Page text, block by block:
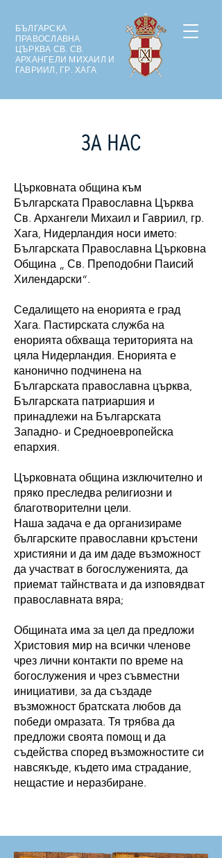
БЪЛГАРСКА
ПРАВОСЛАВНА
ЦЪРКВА СВ. СВ.
АРХАНГЕЛИ МИХАИЛ И
ГАВРИИЛ, ГР. ХАГА
ЗА НАС
Църковната община към
Българската Православна Църква
Св. Архангели Михаил и Гавриил, гр.
Хага, Нидерландия носи името:
Българската Православна Църковна
Община „ Св. Преподобни Паисий
Хилендарски“.
Седалището на енорията е град
Хага. Пастирската служба на
енорията обхваща територията на
цяла Нидерландия. Енорията е
канонично подчинена на
Българската православна църква,
Българската патриаршия и
принадлежи на Българската
Западно- и Средноевропейска
епархия.
Църковната община изключително и
пряко преследва религиозни и
благотворителни цели.
Наша задача е да организираме
българските православни кръстени
християни и да им даде възможност
да участват в богослуженията, да
приемат тайнствата и да изповядват
православната вяра;
Общината има за цел да предложи
Христовия мир на всички членове
чрез лични контакти по време на
богослужения и чрез съвместни
инициативи, за да създаде
възможност братската любов да
победи омразата. Тя трябва да
предложи своята помощ и да
съдейства според възможностите си
навсякъде, където има страдание,
нещастие и неразбиране.